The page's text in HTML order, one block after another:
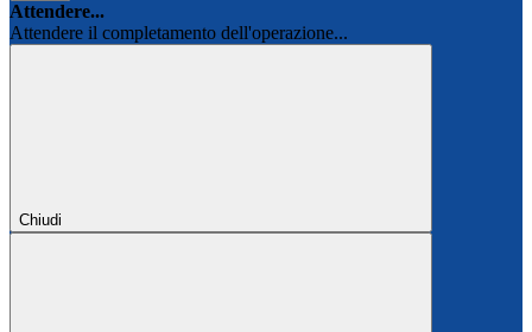
Attendere...
Attendere il completamento dell'operazione...
Chiudi